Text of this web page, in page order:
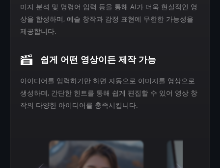
미지 분석 및 명령어 입력 등을 통해 AI가 더욱 현실적인 영
상을 합성하며, 예술 창작과 감정 표현에 무한한 가능성을
제공합니다.
쉽게 어떤 영상이든 제작 가능
아이디어를 입력하기만 하면 자동으로 이미지를 영상으로
생성하며, 간단한 힌트를 통해 쉽게 편집할 수 있어 영상 창
작의 다양한 아이디어를 충족시킵니다.